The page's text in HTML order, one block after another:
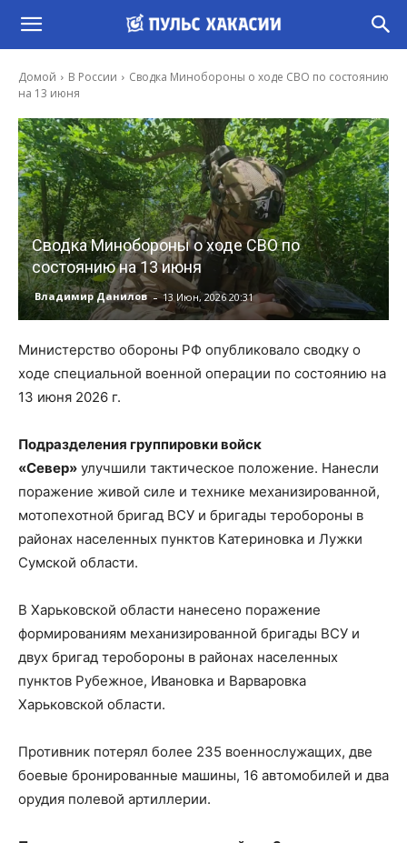
Домой В России
Сводка Минобороны о ходе СВО по состоянию
на 13 июня
Сводка Минобороны о ходе СВО по
состоянию на 13 июня
Владимир Данилов - 13 Июн, 2026 20:31
Министерство обороны РФ опубликовало сводку о
ходе специальной военной операции по состоянию на
13 июня 2026 г.
Подразделения группировки войск
«Север» улучшили тактическое положение. Нанесли
поражение живой силе и технике механизированной,
мотопехотной бригад ВСУ и бригады теробороны в
районах населенных пунктов Катериновка и Лужки
Сумской области.
В Харьковской области нанесено поражение
формированиям механизированной бригады ВСУ и
двух бригад теробороны в районах населенных
пунктов Рубежное, Ивановка и Варваровка
Харьковской области.
Противник потерял более 235 военнослужащих, две
боевые бронированные машины, 16 автомобилей и два
орудия полевой артиллерии.